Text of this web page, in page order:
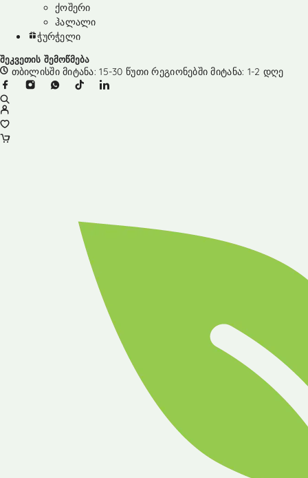
ქოშერი
ჰალალი
ჭურჭელი
შეკვეთის შემოწმება
თბილისში მიტანა: 15-30 წუთი რეგიონებში მიტანა: 1-2 დღე